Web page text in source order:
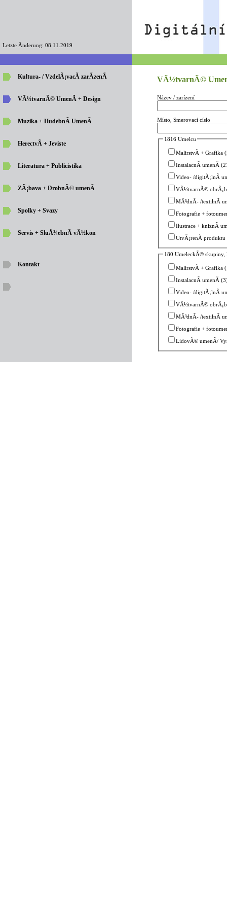
Letzte Änderung: 08.11.2019
Kultura- / VzdelÃ¡vacÃ­ zarÃ­zenÃ­
VÃ½tvarnÃ© UmenÃ­ + Design
Muzika + HudebnÃ­ UmenÃ­
HerectvÃ­ + Jeviste
Literatura + Publicistika
ZÃ¡bava + DrobnÃ© umenÃ­
Spolky + Svazy
Servis + SluÅ¾ebnÃ­ vÃ½kon
Kontakt
VÃ½tvarnÃ©
Název / zarízení
Místo, Smerovací císlo
1816 Umelcu
MalirstvÃ­ + Grafika
InstalacnÃ­ umenÃ­
Video- /digitÃ¡lnÃ­
VÃ½tvarnÃ©
MÃ³dnÃ­- /textilnÃ­
Fotografie +
Ilustrace + kniznÃ­
UtvÃ¡renÃ­ produktu
180 UmeleckÃ© skupiny,
MalirstvÃ­ + Grafika
InstalacnÃ­ umenÃ­
Video- /digitÃ¡lnÃ­
VÃ½tvarnÃ©
MÃ³dnÃ­- /textilnÃ­
Fotografie +
LidovÃ© umenÃ­/